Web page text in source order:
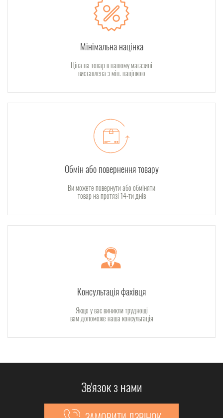
Мінімальна націнка
Ціна на товар в нашому магазині
виставлена з мін. націнкою
Обмін або повернення товару
Ви можете повернути або обміняти
товар на протязі 14-ти днів
Консультація фахівця
Якщо у вас виникли труднощі
вам допоможе наша консультація
Зв'язок з нами